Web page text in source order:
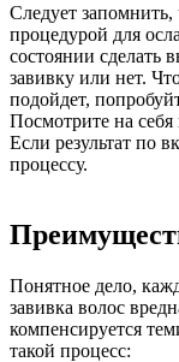
Следует запомнить,
процедурой для
состоянии сделать
завивку или нет.
подойдет,
Посмотрите на
Если результат по
процессу.
Понятное дело,
завивка волос
компенсируется
такой процесс: